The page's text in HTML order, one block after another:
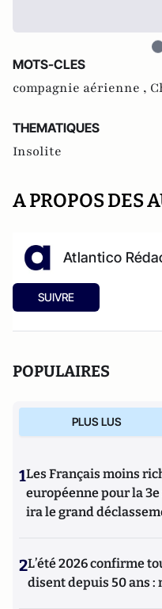
MOTS-CLES
compagnie aérienne ,
THEMATIQUES
Insolite
A PROPOS DES
Atlantico
SUIVRE
POPULAIRES
PLUS LUS
1Les Français moins
européenne pour la
ira le grand
2L’été 2026 confirme
disent depuis 50 ans :